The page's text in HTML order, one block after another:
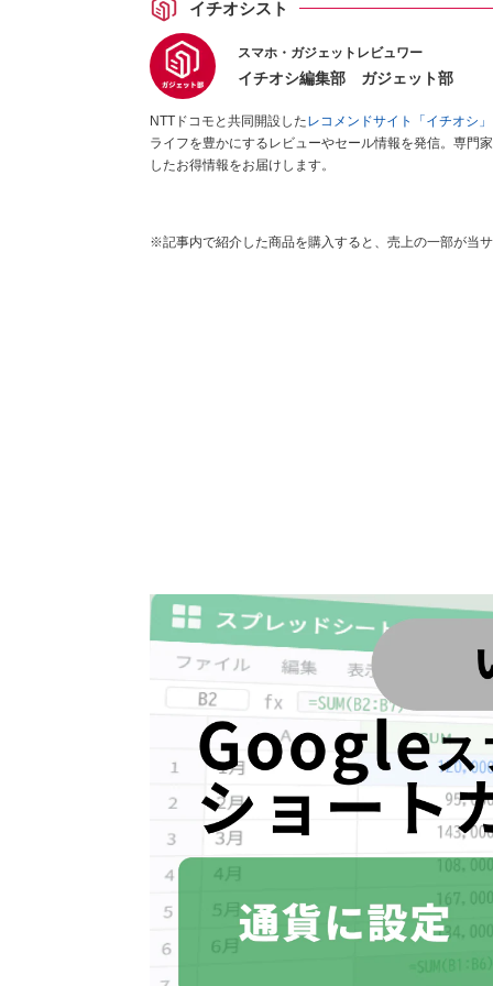
イチオシスト
スマホ・ガジェットレビュワー
イチオシ編集部 ガジェット部
NTTドコモと共同開設したレコメンドサイト「イチオシ」
ライフを豊かにするレビューやセール情報を発信。専門
したお得情報をお届けします。
※記事内で紹介した商品を購入すると、売上の一部が当